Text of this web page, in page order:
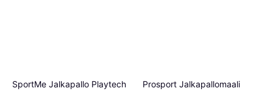
SportMe Jalkapallo Playtech Prosport Jalkapallomaali